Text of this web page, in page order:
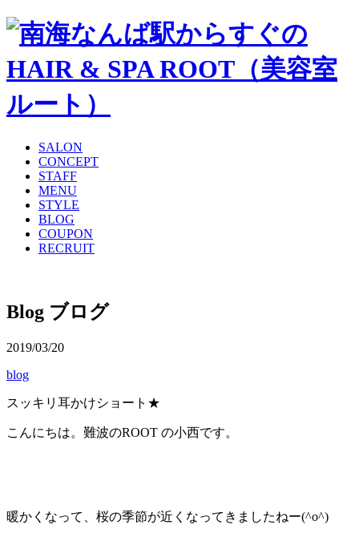
SALON
CONCEPT
STAFF
MENU
STYLE
BLOG
COUPON
RECRUIT
Blog ブログ
2019/03/20
blog
スッキリ耳かけショート★
こんにちは。難波のROOT の小西です。
暖かくなって、桜の季節が近くなってきましたねー(^o^)